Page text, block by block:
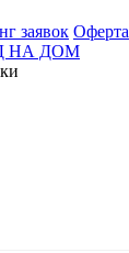
заявок Оферта
НА ДОМ